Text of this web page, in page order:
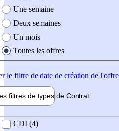
Une semaine
Deux semaines
Un mois
Toutes les offres
le filtre de date de création de l'offre
filtres de types de Contrat
contrat
CDI (4)